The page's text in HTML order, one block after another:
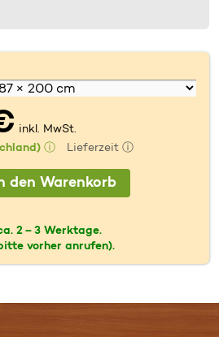
inkl. MwSt.
ⓘ Lieferzeit ⓘ
2 – 3 Werktage.
vorher anrufen).